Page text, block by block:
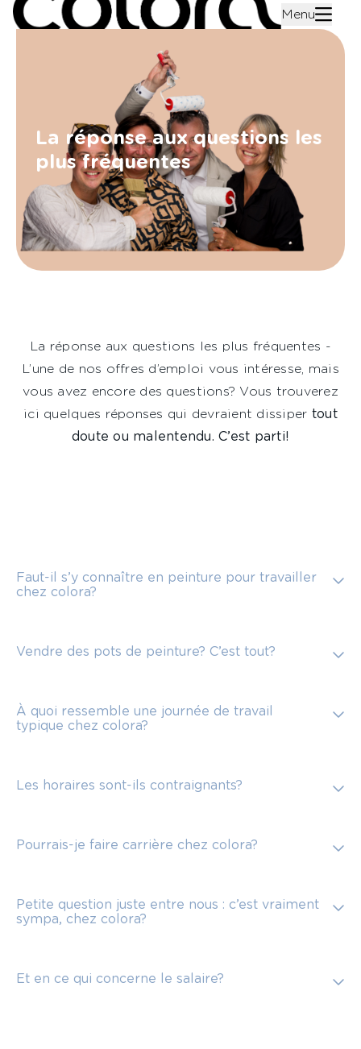
Menu
La réponse aux questions les
plus fréquentes
La réponse aux questions les plus fréquentes -
L’une de nos offres d’emploi vous intéresse, mais
vous avez encore des questions? Vous trouverez
ici quelques réponses qui devraient dissiper tout
doute ou malentendu. C’est parti!
Faut-il s’y connaître en peinture pour travailler
chez colora?
Vendre des pots de peinture? C’est tout?
À quoi ressemble une journée de travail
typique chez colora?
Les horaires sont-ils contraignants?
Pourrais-je faire carrière chez colora?
Petite question juste entre nous : c’est vraiment
sympa, chez colora?
Et en ce qui concerne le salaire?